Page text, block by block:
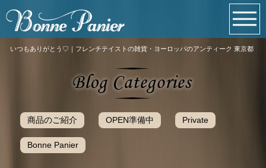
いつもありがとう♡｜フレンチテイストの雑貨・ヨーロッパのアンティーク 東京都
商品のご紹介 OPEN準備中 Private
Bonne Panier